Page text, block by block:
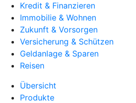
Kredit & Finanzieren
Immobilie & Wohnen
Zukunft & Vorsorgen
Versicherung & Schützen
Geldanlage & Sparen
Reisen
Übersicht
Produkte